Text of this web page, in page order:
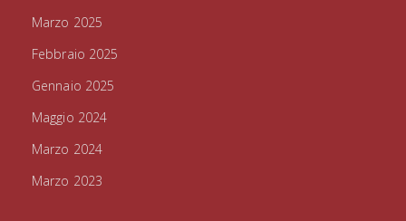
Marzo 2025
Febbraio 2025
Gennaio 2025
Maggio 2024
Marzo 2024
Marzo 2023